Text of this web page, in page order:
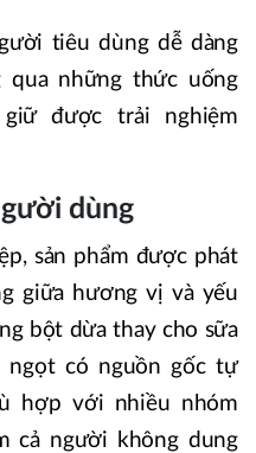
tiêu dùng dễ dàng
qua những thức uống
được trải nghiệm
dùng
sản phẩm được phát
giữa hương vị và yếu
bột dừa thay cho sữa
ngọt có nguồn gốc tự
hợp với nhiều nhóm
cả người không dung